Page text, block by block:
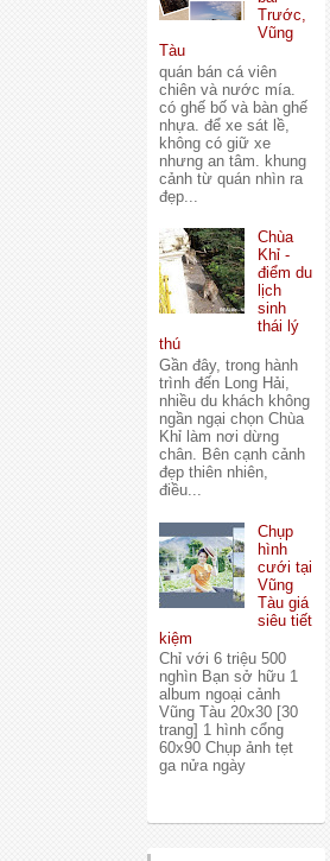
Trước,
Vũng
Tàu
quán bán cá viên
chiên và nước mía.
có ghế bố và bàn ghế
nhựa. để xe sát lề,
không có giữ xe
nhưng an tâm. khung
cảnh từ quán nhìn ra
đẹp...
Chùa
Khỉ -
điểm du
lịch
sinh
thái lý
thú
Gần đây, trong hành
trình đến Long Hải,
nhiều du khách không
ngần ngại chọn Chùa
Khỉ làm nơi dừng
chân. Bên cạnh cảnh
đẹp thiên nhiên,
điều...
Chụp
hình
cưới tại
Vũng
Tàu giá
siêu tiết
kiệm
Chỉ với 6 triệu 500
nghìn Bạn sở hữu 1
album ngoại cảnh
Vũng Tàu 20x30 [30
trang] 1 hình cổng
60x90 Chụp ảnh tẹt
ga nửa ngày